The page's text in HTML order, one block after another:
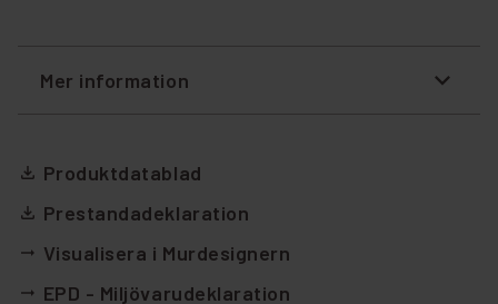
Mer information
file_download Produktdatablad
file_download Prestandadeklaration
arrow_right_alt Visualisera i Murdesignern
arrow_right_alt EPD - Miljövarudeklaration